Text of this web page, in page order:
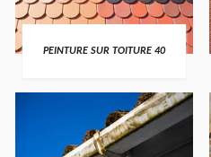
PEINTURE SUR TOITURE 40